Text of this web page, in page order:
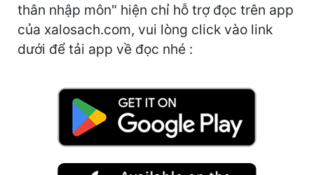
Cổ Đại
Du Hí
thân nhập môn" hiện chỉ hỗ trợ đọc trên app
của xalosach.com, vui lòng click vào link
dưới để tải app về đọc nhé :